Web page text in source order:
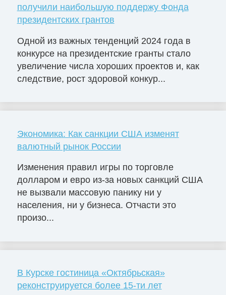
получили наибольшую поддержу Фонда
президентских грантов
Одной из важных тенденций 2024 года в
конкурсе на президентские гранты стало
увеличение числа хороших проектов и, как
следствие, рост здоровой конкур...
Экономика: Как санкции США изменят
валютный рынок России
Изменения правил игры по торговле
долларом и евро из-за новых санкций США
не вызвали массовую панику ни у
населения, ни у бизнеса. Отчасти это
произо...
В Курске гостиница «Октябрьская»
реконструируется более 15-ти лет